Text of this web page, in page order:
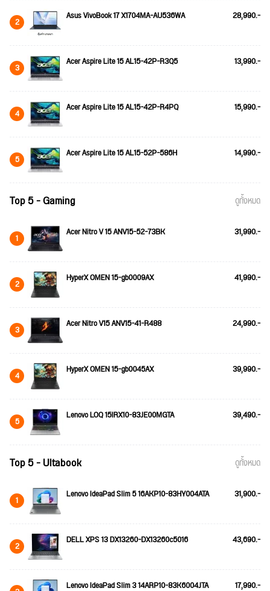
2 Asus VivoBook 17 X1704MA-AU536WA 28,990.-
3 Acer Aspire Lite 15 AL15-42P-R3Q5 13,990.-
4 Acer Aspire Lite 15 AL15-42P-R4PQ 15,990.-
5 Acer Aspire Lite 15 AL15-52P-586H 14,990.-
Top 5 - Gaming ดูทั้งหมด
1 Acer Nitro V 15 ANV15-52-73BK 31,990.-
2 HyperX OMEN 15-gb0009AX 41,990.-
3 Acer Nitro V15 ANV15-41-R488 24,990.-
4 HyperX OMEN 15-gb0045AX 39,990.-
5 Lenovo LOQ 15IRX10-83JE00MGTA 39,490.-
Top 5 - Ultabook ดูทั้งหมด
1 Lenovo IdeaPad Slim 5 16AKP10-83HY004ATA 31,900.-
2 DELL XPS 13 DX13260-DX13260c5016 43,690.-
Lenovo IdeaPad Slim 3 14ARP10-83K6004JTA 17,990.-